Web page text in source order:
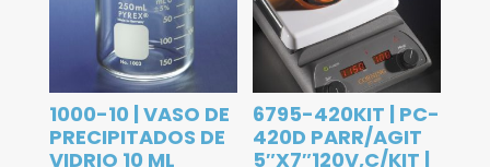
1000-10 | VASO DE
PRECIPITADOS DE
VIDRIO 10 ML
6795-420KIT | PC-
420D PARR/AGIT
5″X7″120V,C/KIT |